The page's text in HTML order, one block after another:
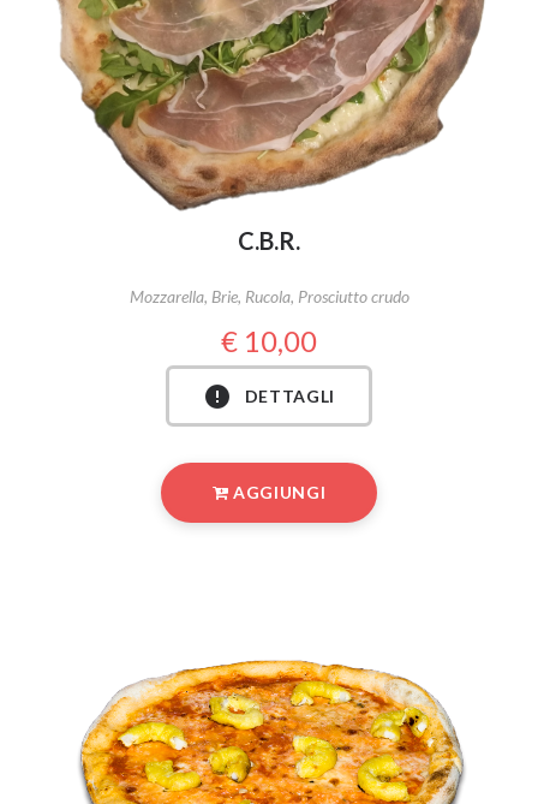
C.B.R.
Mozzarella, Brie, Rucola, Prosciutto crudo
10,00
DETTAGLI
AGGIUNGI